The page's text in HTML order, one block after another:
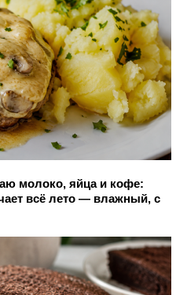
молоко, яйца и кофе:
всё лето — влажный, с